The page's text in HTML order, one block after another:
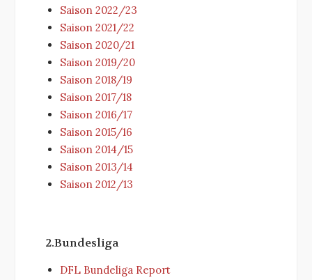
Saison 2022/23
Saison 2021/22
Saison 2020/21
Saison 2019/20
Saison 2018/19
Saison 2017/18
Saison 2016/17
Saison 2015/16
Saison 2014/15
Saison 2013/14
Saison 2012/13
2.Bundesliga
DFL Bundeliga Report